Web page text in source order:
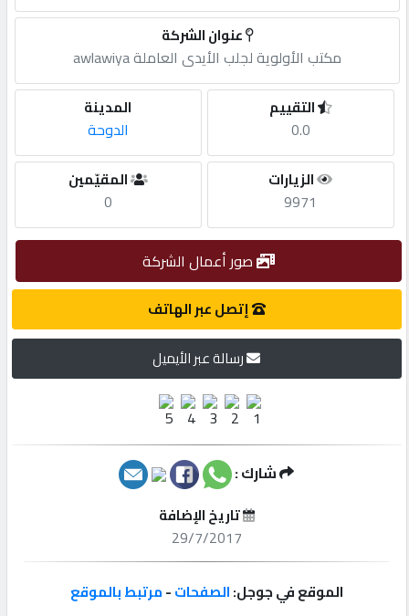
أضف
اعلانك
طلب
شركات
إعلانات
عنوان الشركة
مكتب الأولوية لجلب الأيدى العاملة awlawiya
المدينة
الدوحة
التقييم
0.0
المقيّمين
0
الزيارات
9971
صور أعمال الشركة
إتصل عبر الهاتف
رسالة عبر الأيميل
شارك :
تاريخ الإضافة
29/7/2017
الموقع في جوجل:الصفحات-مرتبط بالموقع